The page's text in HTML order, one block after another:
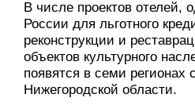
В числе проектов отелей,
России для льготного
реконструкции и
объектов культурного
появятся в семи регионах
Нижегородской области.